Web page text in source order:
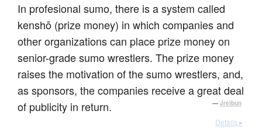
In profesional sumo, there is a system called
kenshō (prize money) in which companies and
other organizations can place prize money on
senior-grade sumo wrestlers. The prize money
raises the motivation of the sumo wrestlers, and,
as sponsors, the companies receive a great deal
of publicity in return.
— Jreibun
Details ▸